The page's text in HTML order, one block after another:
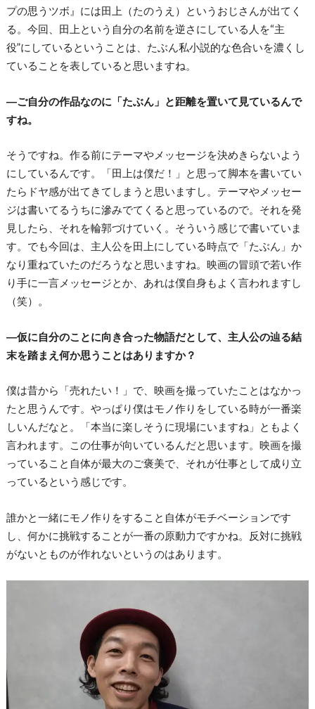
プの思うツボ』には田上（たのうえ）というおじさんが出てく
る。今回、田上という自分の名前を逆さにしている人を“主
役”にしているということは、たぶん私小説的な色合いを濃くし
ていることを表していると思いますね。
―ご自分の作品なのに「たぶん」と距離を置いて見ているんで
すね。
そうですね。作る前にテーマやメッセージを決めきらないよう
にしているんです。「田上は僕だ！」と思って脚本を書いてい
たらドヤ感が出てきてしまうと思いますし。テーマやメッセー
ジは書いてるうちに滲みでてくると思っているので。それを発
見したら、それを輪郭づけていく。そういう感じで書いていま
す。でも今回は、主人公を田上にしている時点で「たぶん」か
なり重ねていたのだろうなと思いますね。映画の冒頭で若い作
り手に一言メッセージとか、あれは僕自身もよく言われますし
（笑）。
―仮に自分のことに向き合った物語だとして、主人公の辿る結
末を踏まえ何か思うことはありますか？
僕は昔から「売れたい！」で、映画を撮っていたことはなかっ
たと思うんです。やっぱり僕はモノ作りをしている時が一番楽
しいんだなと。「本当に楽しそうに現場にいますね」ともよく
言われます。この仕事が向いているんだと思います。映画を撮
っていること自体が最大のご褒美で、それが仕事として成り立
っているという感じです。
誰かと一緒にモノ作りをすること自体がモチベーションです
し、何かに挑戦することが一番の原動力ですかね。反対に挑戦
がないとものが作れないというのはあります。